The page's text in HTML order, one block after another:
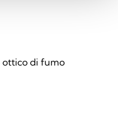
ottico di fumo